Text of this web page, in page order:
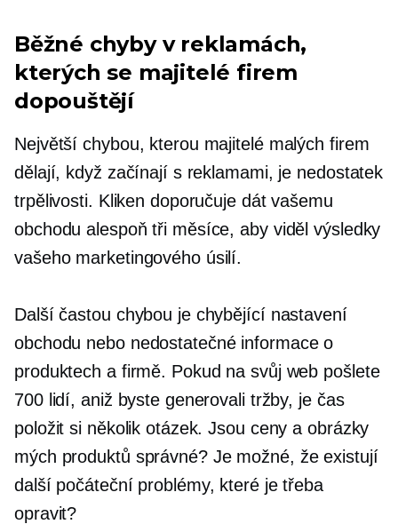
Běžné chyby v reklamách,
kterých se majitelé firem
dopouštějí
Největší chybou, kterou majitelé malých firem
dělají, když začínají s reklamami, je nedostatek
trpělivosti. Kliken doporučuje dát vašemu
obchodu alespoň tři měsíce, aby viděl výsledky
vašeho marketingového úsilí.
Další častou chybou je chybějící nastavení
obchodu nebo nedostatečné informace o
produktech a firmě. Pokud na svůj web pošlete
700 lidí, aniž byste generovali tržby, je čas
položit si několik otázek. Jsou ceny a obrázky
mých produktů správné? Je možné, že existují
další počáteční problémy, které je třeba
opravit?